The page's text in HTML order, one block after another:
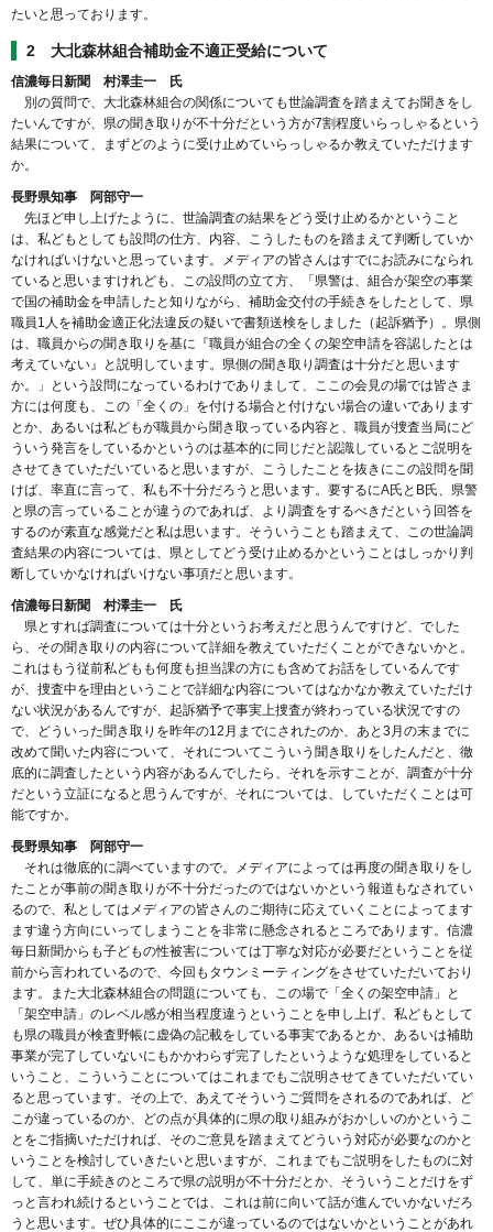
たいと思っております。
2 大北森林組合補助金不適正受給について
信濃毎日新聞 村澤圭一 氏
別の質問で、大北森林組合の関係についても世論調査を踏まえてお聞きをし
たいんですが、県の聞き取りが不十分だという方が7割程度いらっしゃるという
結果について、まずどのように受け止めていらっしゃるか教えていただけます
か。
長野県知事 阿部守一
先ほど申し上げたように、世論調査の結果をどう受け止めるかということ
は、私どもとしても設問の仕方、内容、こうしたものを踏まえて判断していか
なければいけないと思っています。メディアの皆さんはすでにお読みになられ
ていると思いますけれども、この設問の立て方、「県警は、組合が架空の事業
で国の補助金を申請したと知りながら、補助金交付の手続きをしたとして、県
職員1人を補助金適正化法違反の疑いで書類送検をしました（起訴猶予）。県側
は、職員からの聞き取りを基に『職員が組合の全くの架空申請を容認したとは
考えていない』と説明しています。県側の聞き取り調査は十分だと思います
か。」という設問になっているわけでありまして、ここの会見の場では皆さま
方には何度も、この「全くの」を付ける場合と付けない場合の違いであります
とか、あるいは私どもが職員から聞き取っている内容と、職員が捜査当局にど
ういう発言をしているかというのは基本的に同じだと認識しているとご説明を
させてきていただいていると思いますが、こうしたことを抜きにこの設問を聞
けば、率直に言って、私も不十分だろうと思います。要するにA氏とB氏、県警
と県の言っていることが違うのであれば、より調査をするべきだという回答を
するのが素直な感覚だと私は思います。そういうことも踏まえて、この世論調
査結果の内容については、県としてどう受け止めるかということはしっかり判
断していかなければいけない事項だと思います。
信濃毎日新聞 村澤圭一 氏
県とすれば調査については十分というお考えだと思うんですけど、でした
ら、その聞き取りの内容について詳細を教えていただくことができないかと。
これはもう従前私どもも何度も担当課の方にも含めてお話をしているんです
が、捜査中を理由ということで詳細な内容についてはなかなか教えていただけ
ない状況があるんですが、起訴猶予で事実上捜査が終わっている状況ですの
で、どういった聞き取りを昨年の12月までにされたのか、あと3月の末までに
改めて聞いた内容について、それについてこういう聞き取りをしたんだと、徹
底的に調査したという内容があるんでしたら、それを示すことが、調査が十分
だという立証になると思うんですが、それについては、していただくことは可
能ですか。
長野県知事 阿部守一
それは徹底的に調べていますので。メディアによっては再度の聞き取りをし
たことが事前の聞き取りが不十分だったのではないかという報道もなされてい
るので、私としてはメディアの皆さんのご期待に応えていくことによってます
ます違う方向にいってしまうことを非常に懸念されるところであります。信濃
毎日新聞からも子どもの性被害については丁寧な対応が必要だということを従
前から言われているので、今回もタウンミーティングをさせていただいており
ます。また大北森林組合の問題についても、この場で「全くの架空申請」と
「架空申請」のレベル感が相当程度違うということを申し上げ、私どもとして
も県の職員が検査野帳に虚偽の記載をしている事実であるとか、あるいは補助
事業が完了していないにもかかわらず完了したというような処理をしていると
いうこと、こういうことについてはこれまでもご説明させてきていただいてい
ると思っています。その上で、あえてそういうご質問をされるのであれば、ど
こが違っているのか、どの点が具体的に県の取り組みがおかしいのかというこ
とをご指摘いただければ、そのご意見を踏まえてどういう対応が必要なのかと
いうことを検討していきたいと思いますが、これまでもご説明をしたものに対
して、単に手続きのところで県の説明が不十分だとか、そういうことだけをず
っと言われ続けるということでは、これは前に向いて話が進んでいかないだろ
うと思います。ぜひ具体的にここが違っているのではないかということがあれ